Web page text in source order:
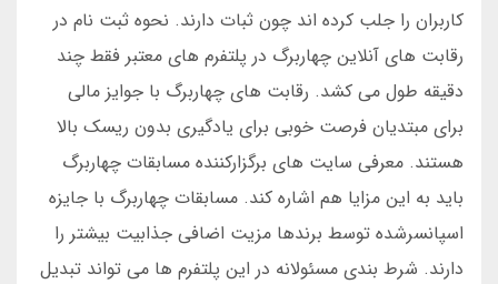
کاربران را جلب کرده اند چون ثبات دارند. نحوه ثبت نام در
رقابت های آنلاین چهاربرگ در پلتفرم های معتبر فقط چند
دقیقه طول می کشد. رقابت های چهاربرگ با جوایز مالی
برای مبتدیان فرصت خوبی برای یادگیری بدون ریسک بالا
هستند. معرفی سایت های برگزارکننده مسابقات چهاربرگ
باید به این مزایا هم اشاره کند. مسابقات چهاربرگ با جایزه
اسپانسرشده توسط برندها مزیت اضافی جذابیت بیشتر را
دارند. شرط بندی مسئولانه در این پلتفرم ها می تواند تبدیل